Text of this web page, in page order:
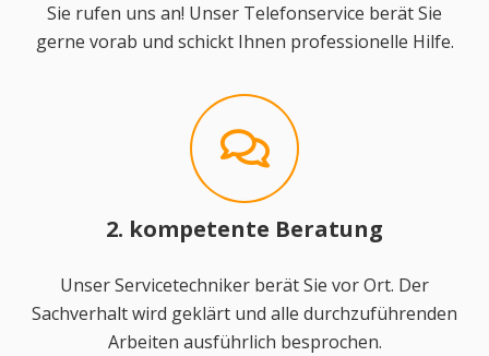
Sie rufen uns an! Unser Telefonservice berät Sie
gerne vorab und schickt Ihnen professionelle Hilfe.
2. kompetente Beratung
Unser Servicetechniker berät Sie vor Ort. Der
Sachverhalt wird geklärt und alle durchzuführenden
Arbeiten ausführlich besprochen.